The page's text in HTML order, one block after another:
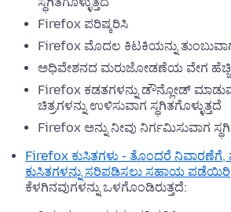
Firefox ಪರಿಷ್ಕರಿಸಿ
Firefox ಮೊದಲ ಕಿಟಕಿಯನ್ನು ತುಂಬುವಾಗ
ಅಧಿವೇಶನದ ಮರುಜೋಡಣೆಯ ವೇಗ
Firefox ಕಡತಗಳನ್ನು ಡೌನ್ಲೋಡ್
ಚಿತ್ರಗಳನ್ನು ಉಳಿಸುವಾಗ ಸ್ಥಗಿತಗೊಳ್ಳುತ್ತದೆ
Firefox ಅನ್ನು ನೀವು ನಿರ್ಗಮಿಸುವಾಗ
Firefox ಕುಸಿತಗಳು - ತೊಂದರೆ ನಿವಾರಣೆಗೆ,
ಕುಸಿತಗಳನ್ನು ಸರಿಪಡಿಸಲು ಸಹಾಯ ಪಡೆಯಿರಿ
ಕೆಳಗಿನವುಗಳನ್ನು ಒಳಗೊಂಡಿರುತ್ತದೆ: